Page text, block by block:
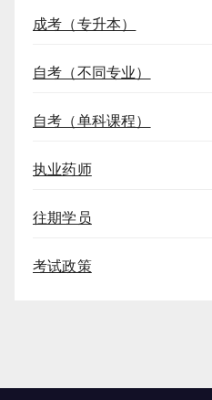
成考（专升本）
自考（不同专业）
自考（单科课程）
执业药师
往期学员
考试政策